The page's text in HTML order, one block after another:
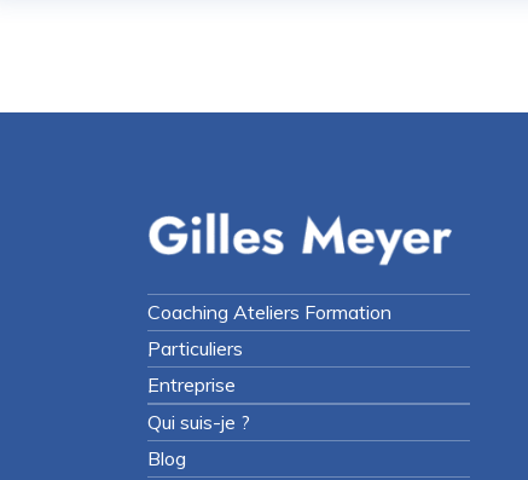
Coaching Ateliers Formation
Particuliers
Entreprise
Qui suis-je ?
Blog